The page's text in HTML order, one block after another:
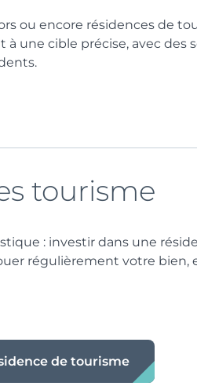
ou encore résidences de
à une cible précise, avec des
tourisme
: investir dans une
régulièrement votre bien,
de tourisme